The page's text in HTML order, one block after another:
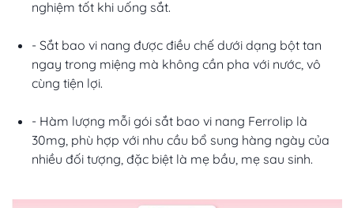
nghiệm tốt khi uống sắt.
- Sắt bao vi nang được điều chế dưới dạng bột tan
ngay trong miệng mà không cần pha với nước, vô
cùng tiện lợi.
- Hàm lượng mỗi gói sắt bao vi nang Ferrolip là
30mg, phù hợp với nhu cầu bổ sung hàng ngày của
nhiều đối tượng, đặc biệt là mẹ bầu, mẹ sau sinh.